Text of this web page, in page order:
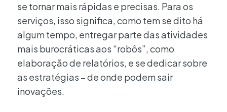
se tornar mais rápidas e precisas. Para os
serviços, isso significa, como tem se dito há
algum tempo, entregar parte das atividades
mais burocráticas aos “robôs”, como
elaboração de relatórios, e se dedicar sobre
as estratégias – de onde podem sair
inovações.